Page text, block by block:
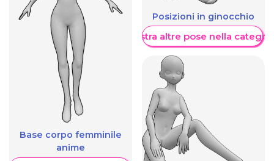
Base corpo femminile
anime
Posizioni in ginocchio
Mostra altre pose nella